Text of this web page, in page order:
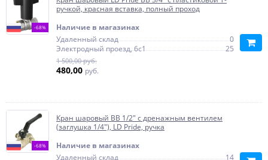
-68%
ручкой, красная вставка, полный проход
Наличие в магазинах
Удаленный склад
0
Электродный проезд, 6с1
25
1 500,00 руб.
480,00 руб.
-68%
Кран шаровый ВВ 1/2" с дренажным вентилем
(заглушка 1/4"), LD Pride, ручка
Наличие в магазинах
Удаленный склад
14